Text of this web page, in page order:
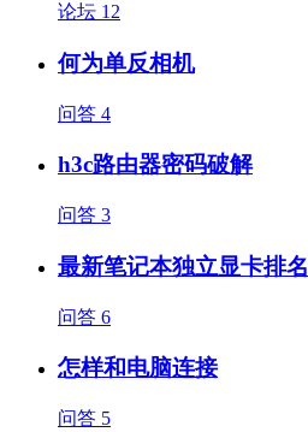
论坛 12
何为单反相机
问答 4
h3c路由器密码破解
问答 3
最新笔记本独立显卡排名
问答 6
怎样和电脑连接
问答 5